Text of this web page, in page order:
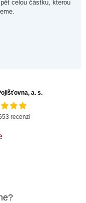
celou částku, kterou
a. s.
recenzí